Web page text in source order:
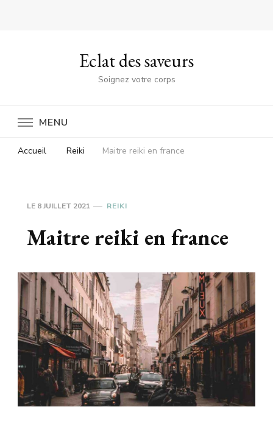
Eclat des saveurs
Soignez votre corps
MENU
Accueil Reiki Maitre reiki en france
LE 8 JUILLET 2021 REIKI
Maitre reiki en france